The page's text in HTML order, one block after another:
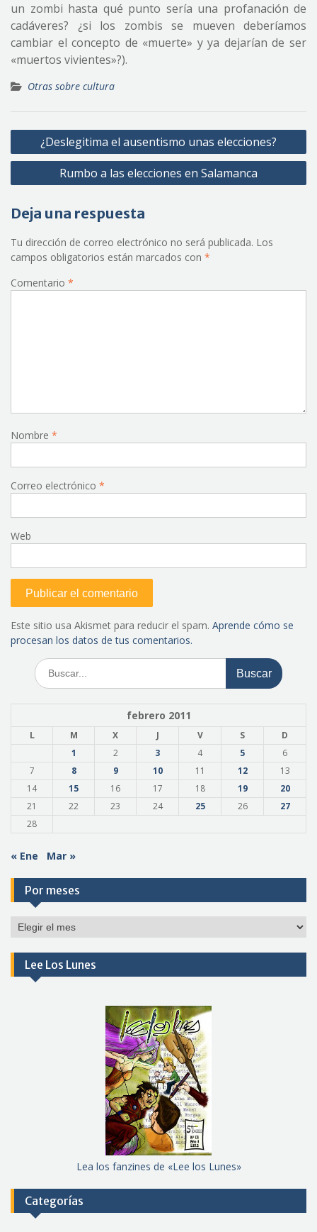
un zombi hasta qué punto sería una profanación de
cadáveres? ¿si los zombis se mueven deberíamos
cambiar el concepto de «muerte» y ya dejarían de ser
«muertos vivientes»?).
Otras sobre cultura
Navegación
de
entradas
¿Deslegitima el ausentismo unas elecciones?
Rumbo a las elecciones en Salamanca
Deja una respuesta
Tu dirección de correo electrónico no será publicada. Los
campos obligatorios están marcados con *
Comentario *
Nombre *
Correo electrónico *
Web
Este sitio usa Akismet para reducir el spam. Aprende cómo se
procesan los datos de tus comentarios.
Buscar:
febrero 2011
L M X J V S
D
1
2 3 4 5
6
7
8 9 10 11 12
13
14
15 16 17 18 19
20
21
22 23 24 25 26
27
28
« Ene Mar »
Por meses
Por
Lee Los Lunes
Lea los fanzines de «Lee los Lunes»
Categorías